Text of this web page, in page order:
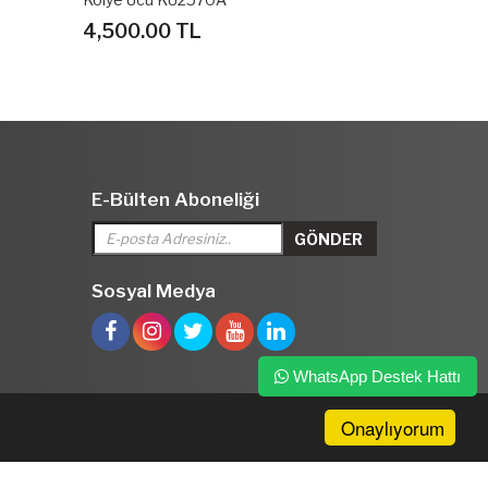
Onaylıyorum
5,090.00 TL
E-Bülten Aboneliği
Sosyal Medya
WhatsApp Destek Hattı